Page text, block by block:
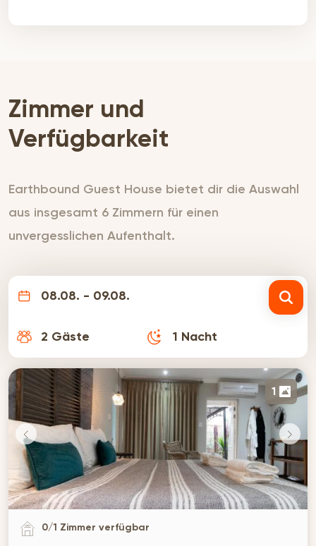
Zimmer und
Verfügbarkeit
Earthbound Guest House bietet dir die Auswahl
aus insgesamt 6 Zimmern für einen
unvergesslichen Aufenthalt.
08.08. - 09.08.
2 Gäste 1 Nacht
1
0/1 Zimmer verfügbar